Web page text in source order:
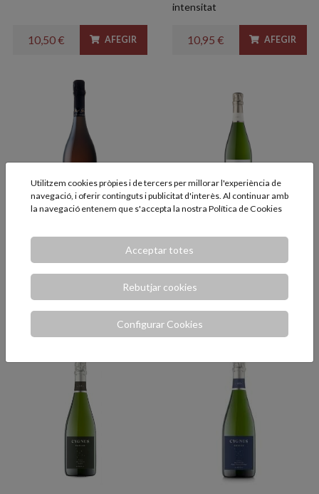
10,50 € AFEGIR
intensitat
10,95 € AFEGIR
Col·lecció Panot Gaudí Gran
13,95 €
Brut 75 cl.
Cava fresc d'agricultura
ecològica
12,50 € AFEGIR
Utilitzem cookies pròpies i de tercers per millorar l'experiència de
navegació, i oferir continguts i publicitat d'interès. Al continuar amb
la navegació entenem que s'accepta la nostra Política de Cookies
Acceptar totes
Rebutjar cookies
Configurar Cookies